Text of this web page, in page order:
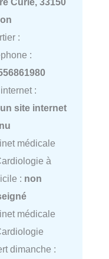
:
:
:
site internet
médicale
à
: non
médicale
dimanche :